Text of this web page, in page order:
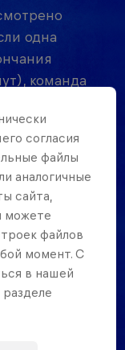
одна
команда
которая
с равным
в
согласия
файлы
аналогичные
сайта,
можете
файлов
момент. С
в нашей
разделе